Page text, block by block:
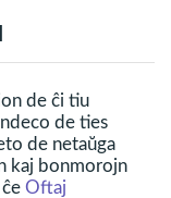
tiu aŭdvida
fundamentajn
grandajn
de ĉi tiu
de ties
de netaŭga
kaj bonmorojn
Oftaj